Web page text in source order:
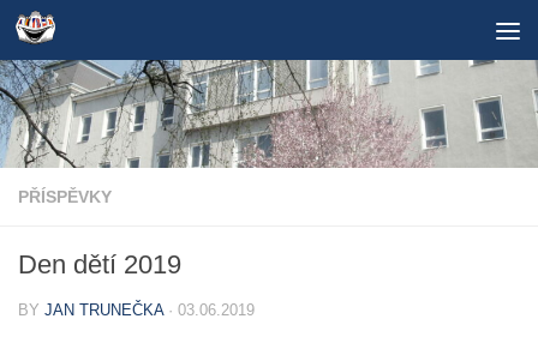
Skip to content
PŘÍSPĚVKY
Den dětí 2019
BY JAN TRUNEČKA · 03.06.2019